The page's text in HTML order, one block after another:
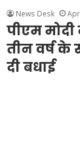
News Desk
पीएम
तीन वर्ष
दी बधाई